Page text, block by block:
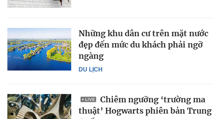
DU LỊCH
Những khu dân cư trên mặt nước
đẹp đến mức du khách phải ngỡ
ngàng
Chiêm ngưỡng ‘trường ma
thuật’ Hogwarts phiên bản Trung